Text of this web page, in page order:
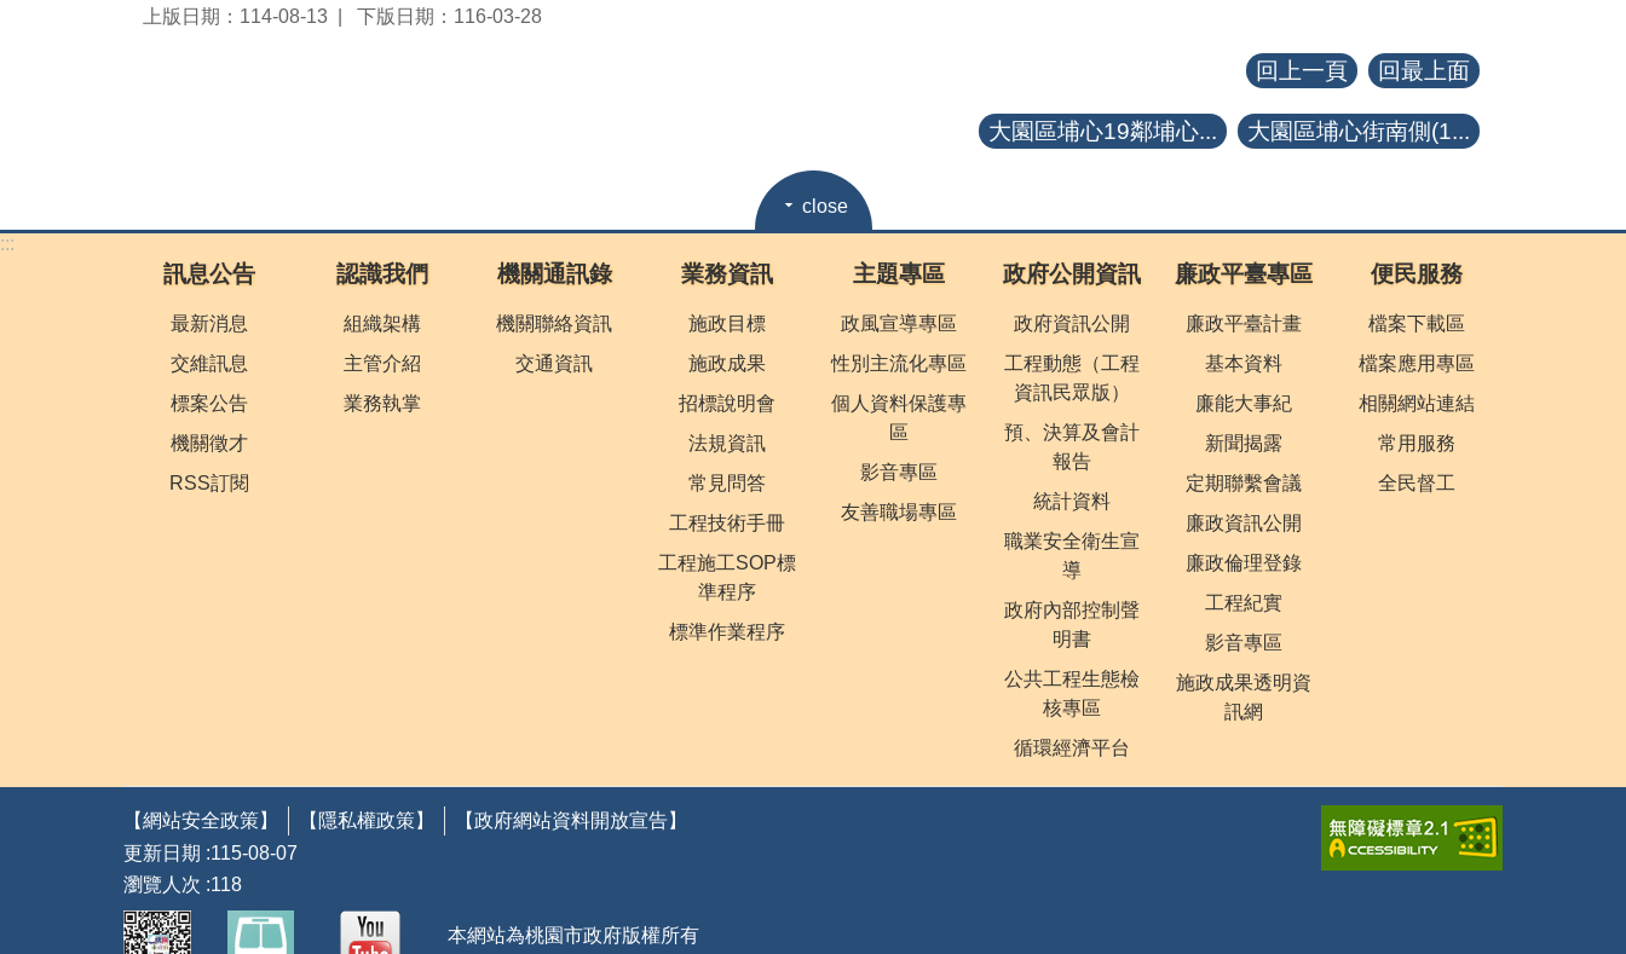
上版日期：114-08-13 下版日期：116-03-28
回上一頁 回最上面
大園區埔心19鄰埔心... 大園區埔心街南側(1...
close
:::
訊息公告
最新消息
交維訊息
標案公告
機關徵才
RSS訂閱
認識我們
組織架構
主管介紹
業務執掌
機關通訊錄
機關聯絡資訊
交通資訊
業務資訊
施政目標
施政成果
招標說明會
法規資訊
常見問答
工程技術手冊
工程施工SOP標
準程序
標準作業程序
主題專區
政風宣導專區
性別主流化專區
個人資料保護專
區
影音專區
友善職場專區
政府公開資訊
政府資訊公開
工程動態（工程
資訊民眾版）
預、決算及會計
報告
統計資料
職業安全衛生宣
導
政府內部控制聲
明書
公共工程生態檢
核專區
循環經濟平台
廉政平臺專區
廉政平臺計畫
基本資料
廉能大事紀
新聞揭露
定期聯繫會議
廉政資訊公開
廉政倫理登錄
工程紀實
影音專區
施政成果透明資
訊網
便民服務
檔案下載區
檔案應用專區
相關網站連結
常用服務
全民督工
【網站安全政策】 【隱私權政策】
【政府網站資料開放宣告】
更新日期
115-08-07
瀏覽人次 118
本網站為桃園市政府版權所有